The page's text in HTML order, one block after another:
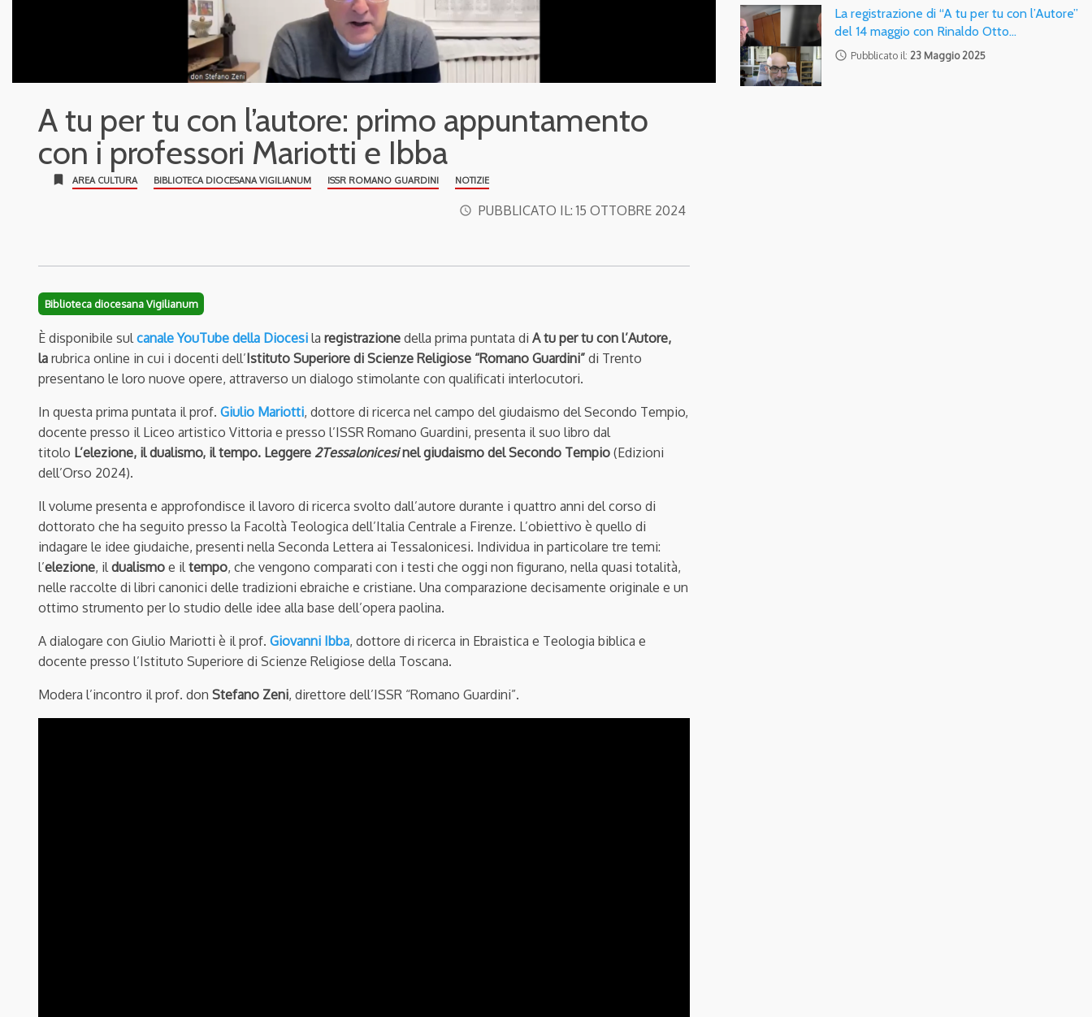
A tu per tu con l’autore: primo appuntamento
con i professori Mariotti e Ibba
bookmark AREA CULTURA BIBLIOTECA DIOCESANA VIGILIANUM ISSR ROMANO GUARDINI NOTIZIE
access_time PUBBLICATO IL:15 OTTOBRE 2024
Biblioteca diocesana Vigilianum
È disponibile sulcanale YouTube della Diocesi la registrazione della prima puntata di A tu per tu con l’Autore,
la rubrica online in cui i docenti dell’Istituto Superiore di Scienze Religiose “Romano Guardini” di Trento
presentano le loro nuove opere, attraverso un dialogo stimolante con qualificati interlocutori.
In questa prima puntata il prof. Giulio Mariotti, dottore di ricerca nel campo del giudaismo del Secondo Tempio,
docente presso il Liceo artistico Vittoria e presso l’ISSR Romano Guardini, presenta il suo libro dal
titolo L’elezione, il dualismo, il tempo. Leggere 2Tessalonicesinel giudaismo del Secondo Tempio (Edizioni
dell’Orso 2024).
Il volume presenta e approfondisce il lavoro di ricerca svolto dall’autore durante i quattro anni del corso di
dottorato che ha seguito presso la Facoltà Teologica dell’Italia Centrale a Firenze. L’obiettivo è quello di
indagare le idee giudaiche, presenti nella Seconda Lettera ai Tessalonicesi. Individua in particolare tre temi:
l’elezione, ildualismo e iltempo, che vengono comparati con i testi che oggi non figurano, nella quasi totalità,
nelle raccolte di libri canonici delle tradizioni ebraiche e cristiane. Una comparazione decisamente originale e un
ottimo strumento per lo studio delle idee alla base dell’opera paolina.
A dialogare con Giulio Mariotti è il prof. Giovanni Ibba, dottore di ricerca in Ebraistica e Teologia biblica e
docente presso l’Istituto Superiore di Scienze Religiose della Toscana.
Modera l’incontro il prof. don Stefano Zeni, direttore dell’ISSR “Romano Guardini”.
La registrazione di “A tu per tu con l’Autore”
del 14 maggio con Rinaldo Otto…
access_time Pubblicato il: 23 Maggio 2025